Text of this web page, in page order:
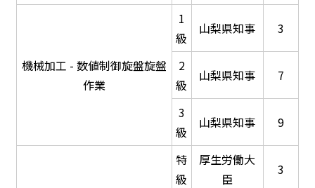
機械加工 - 数値制御旋盤旋盤
作業
1
級
山梨県知事 3
2
級
山梨県知事 7
3
級
山梨県知事 9
特
級
厚生労働大
臣
3